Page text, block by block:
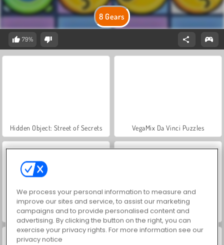
8 Gears
79%
Hidden Object: Street of Secrets VegaMix Da Vinci Puzzles
ASMR Makeover & Makeup Studio World War 2 Shooter
We process your personal information to measure and
improve our sites and service, to assist our marketing
campaigns and to provide personalised content and
advertising. By clicking the button on the right, you can
exercise your privacy rights. For more information see our
privacy notice